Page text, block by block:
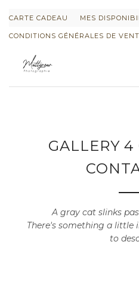
CARTE CADEAU MES
CONDITIONS GÉNÉRALES DE
GALLERY
A gray cat slinks
There's something a
to